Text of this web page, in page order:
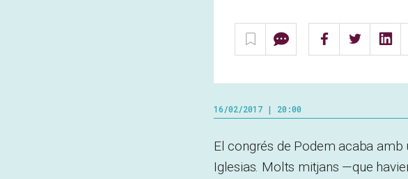
16/02/2017 | 20:00
El congrés de Podem acaba
Iglesias. Molts mitjans —que